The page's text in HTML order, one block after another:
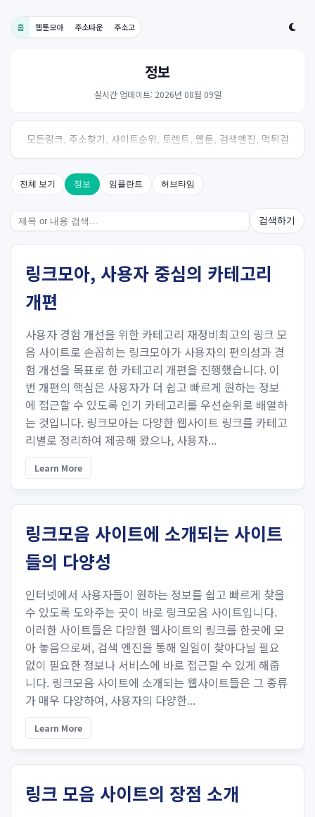
홈 웹툰모아 주소타운 주소고
정보
실시간 업데이트: 2026년 08월 09일
모든링크, 주소찾기, 사이트순위, 토렌트, 웹툰, 검색엔진, 먹튀검
증, 스포츠, 드라마, 커뮤니티 링크사이트! 여기여
전체 보기 정보 임플란트 허브타임
검색하기
링크모아, 사용자 중심의 카테고리
개편
사용자 경험 개선을 위한 카테고리 재정비최고의 링크 모
음 사이트로 손꼽히는 링크모아가 사용자의 편의성과 경
험 개선을 목표로 한 카테고리 개편을 진행했습니다. 이
번 개편의 핵심은 사용자가 더 쉽고 빠르게 원하는 정보
에 접근할 수 있도록 인기 카테고리를 우선순위로 배열하
는 것입니다. 링크모아는 다양한 웹사이트 링크를 카테고
리별로 정리하여 제공해 왔으나, 사용자...
Learn More
링크모음 사이트에 소개되는 사이트
들의 다양성
인터넷에서 사용자들이 원하는 정보를 쉽고 빠르게 찾을
수 있도록 도와주는 곳이 바로 링크모음 사이트입니다.
이러한 사이트들은 다양한 웹사이트의 링크를 한곳에 모
아 놓음으로써, 검색 엔진을 통해 일일이 찾아다닐 필요
없이 필요한 정보나 서비스에 바로 접근할 수 있게 해줍
니다. 링크모음 사이트에 소개되는 웹사이트들은 그 종류
가 매우 다양하여, 사용자의 다양한...
Learn More
링크 모음 사이트의 장점 소개